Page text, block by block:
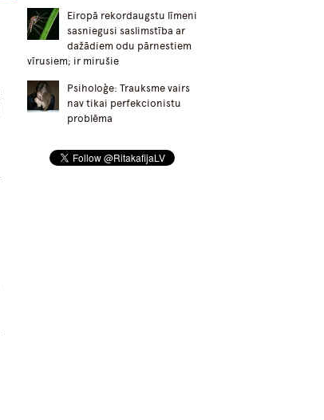
Eiropā rekordaugstu līmeni
sasniegusi saslimstība ar
dažādiem odu pārnestiem
vīrusiem; ir mirušie
Psiholoģe: Trauksme vairs
nav tikai perfekcionistu
problēma